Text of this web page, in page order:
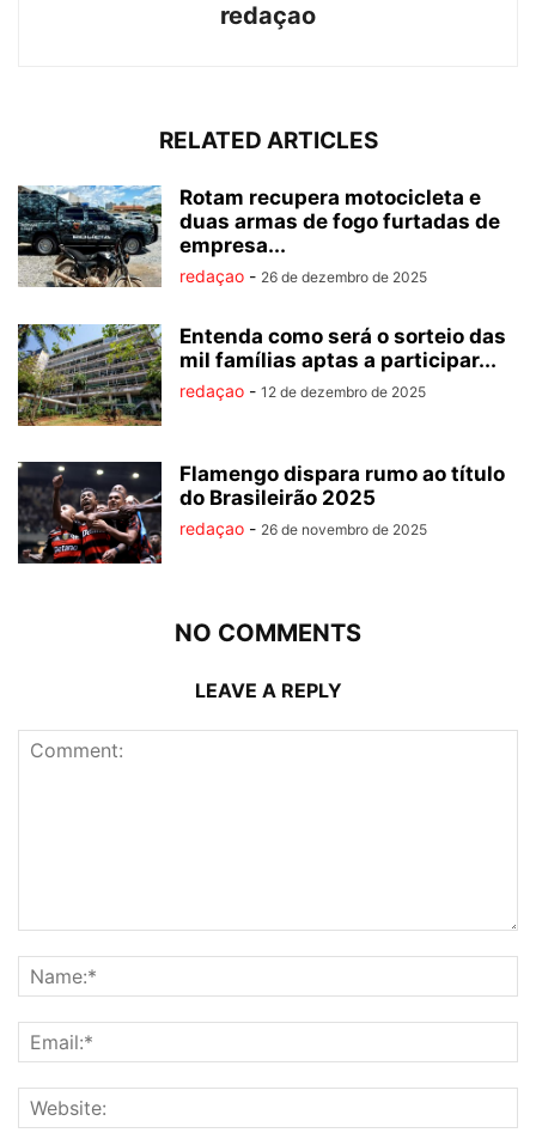
redaçao
RELATED ARTICLES
Rotam recupera motocicleta e
duas armas de fogo furtadas de
empresa...
redaçao - 26 de dezembro de 2025
Entenda como será o sorteio das
mil famílias aptas a participar...
redaçao - 12 de dezembro de 2025
Flamengo dispara rumo ao título
do Brasileirão 2025
redaçao - 26 de novembro de 2025
NO COMMENTS
LEAVE A REPLY